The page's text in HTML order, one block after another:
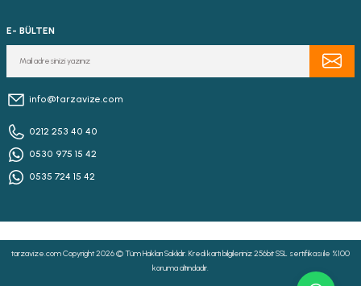
E- BÜLTEN
info@tarzavize.com
0212 253 40 40
0530 975 15 42
0535 724 15 42
tarzavize.com Copyright 2026 © Tüm Hakları Saklıdır. Kredi kartı bilgileriniz 256bit SSL sertifikası ile %100
koruma altındadır.